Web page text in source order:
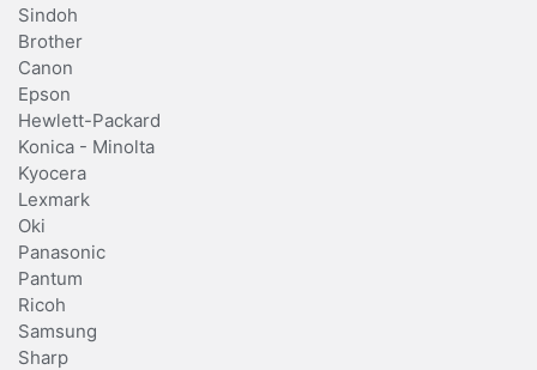
Sindoh
Brother
Canon
Epson
Hewlett-Packard
Konica - Minolta
Kyocera
Lexmark
Oki
Panasonic
Pantum
Ricoh
Samsung
Sharp